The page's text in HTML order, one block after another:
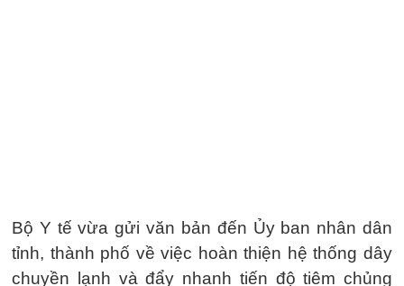
Bộ Y tế vừa gửi văn bản đến Ủy ban nhân dân
tỉnh, thành phố về việc hoàn thiện hệ thống dây
chuyền lạnh và đẩy nhanh tiến độ tiêm chủng